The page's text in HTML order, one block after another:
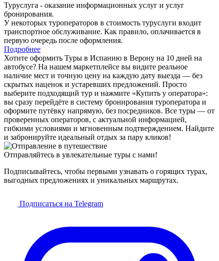
Туруслуга - оказание информационных услуг и услуг
бронирования.
У некоторых туроператоров в стоимость туруслуги входит
транспортное обслуживание. Как правило, оплачивается в
первую очередь после оформления.
Подробнее
Хотите оформить Туры в Испанию в Верону на 10 дней на
автобусе? На нашем маркетплейсе вы видите реальное
наличие мест и точную цену на каждую дату выезда — без
скрытых наценок и устаревших предложений. Просто
выберите подходящий тур и нажмите «Купить у оператора»:
вы сразу перейдёте в систему бронирования туроператора и
оформите путёвку напрямую, без посредников. Все туры — от
проверенных операторов, с актуальной информацией,
гибкими условиями и мгновенным подтверждением. Найдите
и забронируйте идеальный отдых за пару кликов!
Отправляйтесь в увлекательные туры с нами!
Подписывайтесь, чтобы первыми узнавать о горящих турах,
выгодных предложениях и уникальных маршрутах.
Подписаться на Telegram